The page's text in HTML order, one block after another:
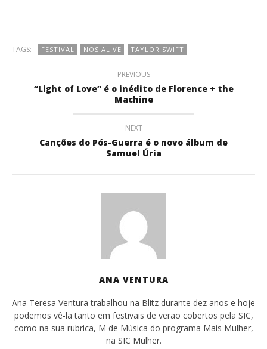
TAGS: FESTIVAL NOS ALIVE TAYLOR SWIFT
PREVIOUS
“Light of Love” é o inédito de Florence + the
Machine
NEXT
Canções do Pós-Guerra é o novo álbum de
Samuel Úria
ANA VENTURA
Ana Teresa Ventura trabalhou na Blitz durante dez anos e hoje
podemos vê-la tanto em festivais de verão cobertos pela SIC,
como na sua rubrica, M de Música do programa Mais Mulher,
na SIC Mulher.